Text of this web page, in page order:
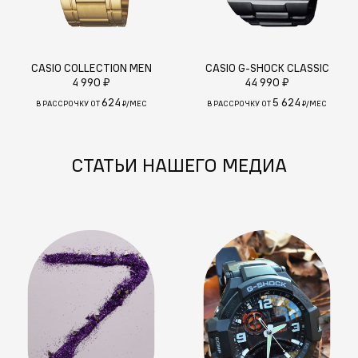
CASIO COLLECTION MEN
4 990 ₽
В РАССРОЧКУ ОТ624 ₽/МЕС
CASIO G-SHOCK CLASSIC
44 990 ₽
В РАССРОЧКУ ОТ5 624 ₽/МЕС
СТАТЬИ НАШЕГО МЕДИА